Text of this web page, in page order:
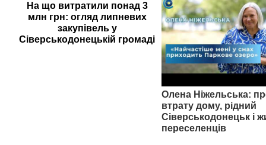
На що витратили понад 3
млн грн: огляд липневих
закупівель у
Сіверськодонецькій громаді
Олена Ніжельська:
втрату дому, рідний
Сіверськодонецьк і
переселенців